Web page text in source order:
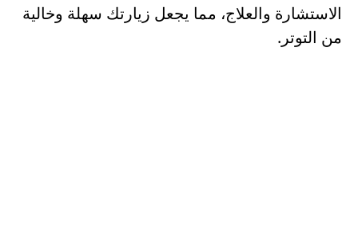
الاستشارة والعلاج، مما يجعل زيارتك سهلة وخالية
من التوتر.